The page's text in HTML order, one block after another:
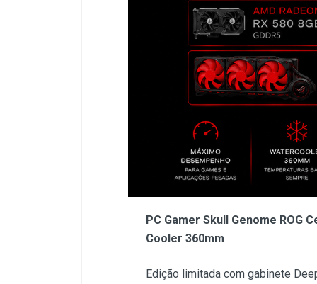
PC Gamer Skull Genome ROG
Cooler 360mm
Edição limitada com gabinete